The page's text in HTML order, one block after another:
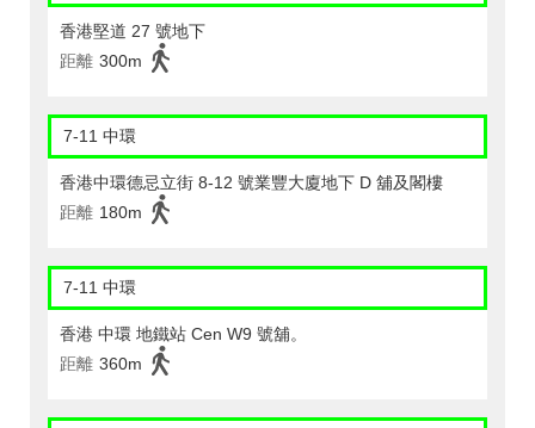
香港堅道 27 號地下
距離 300m
7-11 中環
香港中環德忌立街 8-12 號業豐大廈地下 D 舖及閣樓
距離 180m
7-11 中環
香港 中環 地鐵站 Cen W9 號舖。
距離 360m